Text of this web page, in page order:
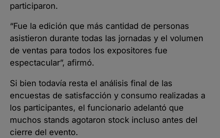
participaron.
“Fue la edición que más cantidad de personas
asistieron durante todas las jornadas y el volumen
de ventas para todos los expositores fue
espectacular”, afirmó.
Si bien todavía resta el análisis final de las
encuestas de satisfacción y consumo realizadas a
los participantes, el funcionario adelantó que
muchos stands agotaron stock incluso antes del
cierre del evento.